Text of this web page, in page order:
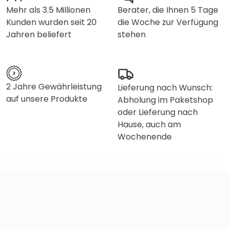
Mehr als 3.5 Millionen
Kunden wurden seit 20
Jahren beliefert
Berater, die Ihnen 5 Tage
die Woche zur Verfügung
stehen
2 Jahre Gewährleistung
auf unsere Produkte
Lieferung nach Wunsch:
Abholung im Paketshop
oder Lieferung nach
Hause, auch am
Wochenende